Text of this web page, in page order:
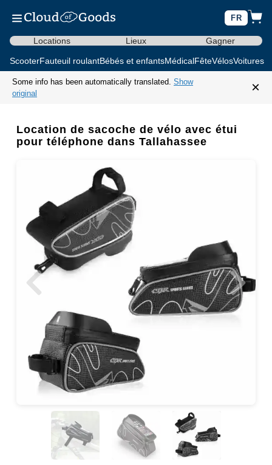
FR
Locations Lieux Gagner
ScooterFauteuil roulantBébés et enfantsMédicalFêteVélosVoitures
Some info has been automatically translated. Show
original
×
Location de sacoche de vélo avec étui
pour téléphone dans Tallahassee